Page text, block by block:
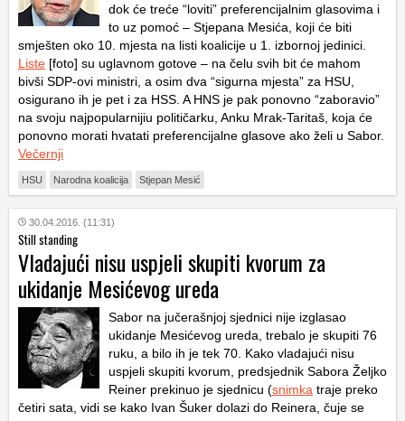
dok će treće “loviti” preferencijalnim glasovima i
to uz pomoć – Stjepana Mesića, koji će biti
smješten oko 10. mjesta na listi koalicije u 1. izbornoj jedinici.
Liste [foto] su uglavnom gotove – na čelu svih bit će mahom
bivši SDP-ovi ministri, a osim dva “sigurna mjesta” za HSU,
osigurano ih je pet i za HSS. A HNS je pak ponovno “zaboravio”
na svoju najpopularnijiu političarku, Anku Mrak-Taritaš, koja će
ponovno morati hvatati preferencijalne glasove ako želi u Sabor.
Večernji
HSU Narodna koalicija Stjepan Mesić
30.04.2016. (11:31)
Still standing
Vladajući nisu uspjeli skupiti kvorum za
ukidanje Mesićevog ureda
Sabor na jučerašnjoj sjednici nije izglasao
ukidanje Mesićevog ureda, trebalo je skupiti 76
ruku, a bilo ih je tek 70. Kako vladajući nisu
uspjeli skupiti kvorum, predsjednik Sabora Željko
Reiner prekinuo je sjednicu (snimka traje preko
četiri sata, vidi se kako Ivan Šuker dolazi do Reinera, čuje se